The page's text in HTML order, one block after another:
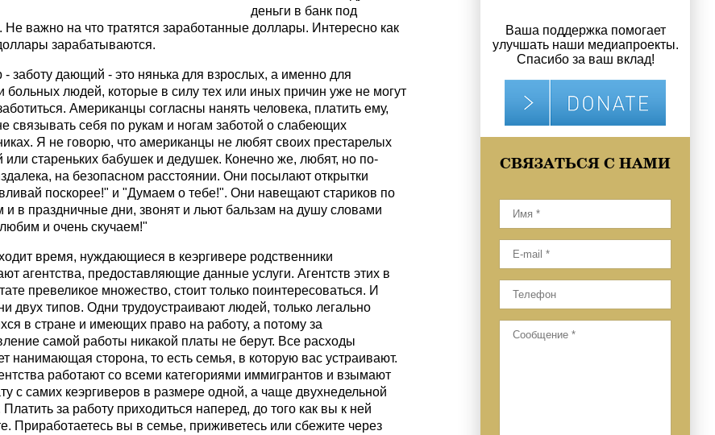
деньги в банк под
Не важно на что тратятся заработанные доллары. Интересно как
зарабатываются.
- заботу дающий - это нянька для взрослых, а именно для
больных людей, которые в силу тех или иных причин уже не могут
Американцы согласны нанять человека, платить ему,
связывать себя по рукам и ногам заботой о слабеющих
Я не говорю, что американцы не любят своих престарелых
или стареньких бабушек и дедушек. Конечно же, любят, но по-
на безопасном расстоянии. Они посылают открытки
поскорее!" и "Думаем о тебе!". Они навещают стариков по
в праздничные дни, звонят и льют бальзам на душу словами
и очень скучаем!"
время, нуждающиеся в кеэргивере родственники
агентства, предоставляющие данные услуги. Агентств этих в
превеликое множество, стоит только поинтересоваться. И
двух типов. Одни трудоустраивают людей, только легально
в стране и имеющих право на работу, а потому за
самой работы никакой платы не берут. Все расходы
нанимающая сторона, то есть семья, в которую вас устраивают.
работают со всеми категориями иммигрантов и взымают
с самих кеэргиверов в размере одной, а чаще двухнедельной
за работу приходиться наперед, до того как вы к ней
Приработаетесь вы в семье, приживетесь или сбежите через
Ваша поддержка помогает
улучшать наши медиапроекты.
Спасибо за ваш вклад!
СВЯЗАТЬСЯ С НАМИ